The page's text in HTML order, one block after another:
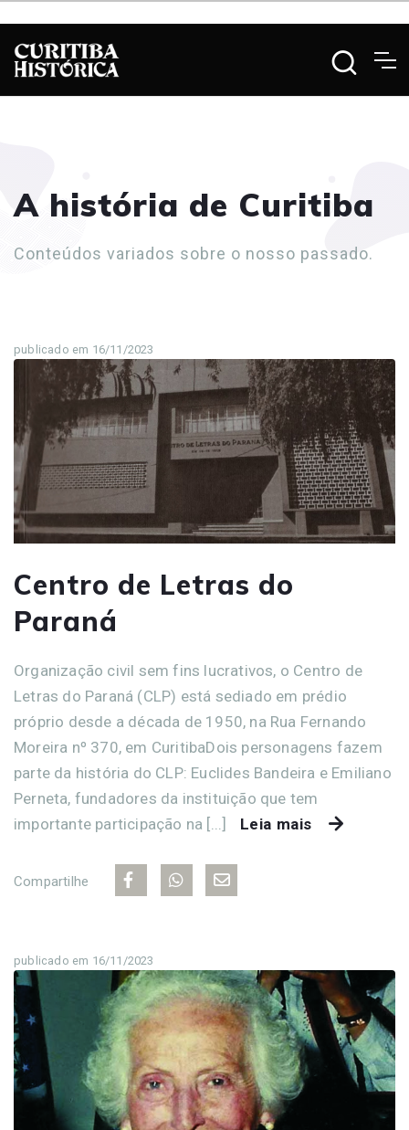
A história de Curitiba
Conteúdos variados sobre o nosso passado.
publicado em 16/11/2023
Centro de Letras do
Paraná
Organização civil sem fins lucrativos, o Centro de
Letras do Paraná (CLP) está sediado em prédio
próprio desde a década de 1950, na Rua Fernando
Moreira nº 370, em CuritibaDois personagens fazem
parte da história do CLP: Euclides Bandeira e Emiliano
Perneta, fundadores da instituição que tem
importante participação na [...]
Leia mais
Compartilhe
publicado em 16/11/2023